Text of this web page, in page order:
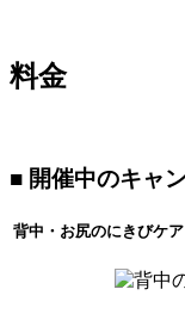
料金
■ 開催中のキャ
背中・お尻のにきびケ